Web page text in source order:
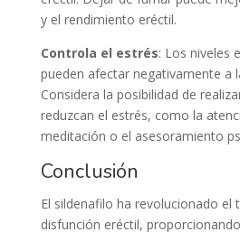
y el rendimiento eréctil.
Controla el estrés: Los niveles
pueden afectar negativamente a
Considera la posibilidad de
reduzcan el estrés, como la
meditación o el asesoramiento
Conclusión
El sildenafilo ha revolucionado el
disfunción eréctil,